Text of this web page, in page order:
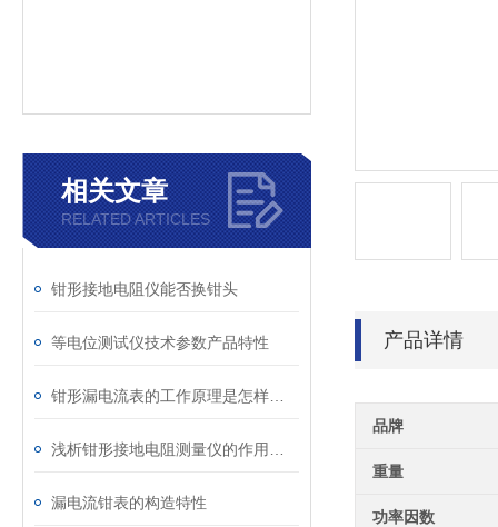
相关文章
RELATED ARTICLES
钳形接地电阻仪能否换钳头
等电位测试仪技术参数产品特性
漏电流钳表的构造特性
产品详情
品牌
重量
功率因数